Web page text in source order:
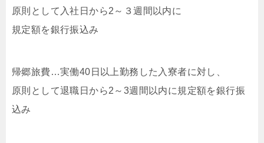
原則として入社日から2～３週間以内に
規定額を銀行振込み
帰郷旅費…実働40日以上勤務した入寮者に対し、
原則として退職日から2～3週間以内に規定額を銀行振
込み